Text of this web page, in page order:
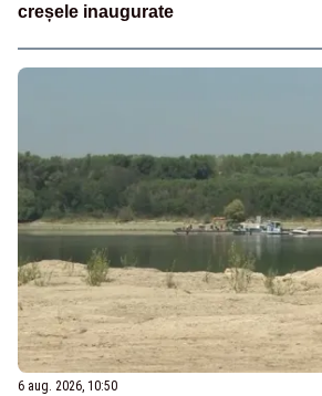
creșele inaugurate
6 aug. 2026, 10:50